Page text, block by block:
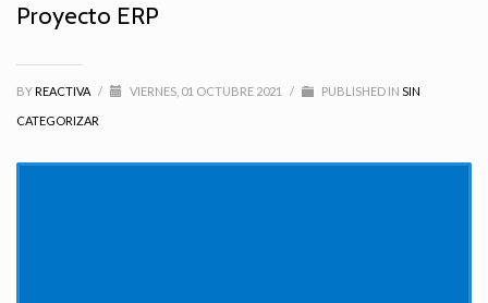
Proyecto ERP
BYREACTIVA / VIERNES, 01 OCTUBRE 2021 / PUBLISHED IN SIN
CATEGORIZAR